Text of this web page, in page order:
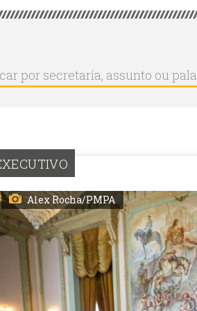
Alex Rocha/PMPA